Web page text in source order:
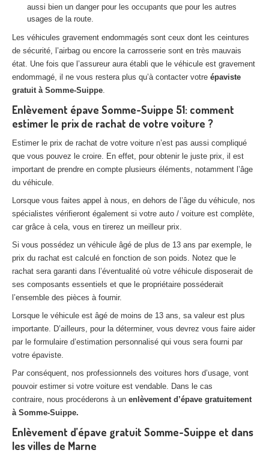
RACHATVÉHICULES
CONTACT
01 83 64 20 40
aussi bien un danger pour les occupants que pour les autres
usages de la route.
Les véhicules gravement endommagés sont ceux dont les ceintures
de sécurité, l’airbag ou encore la carrosserie sont en très mauvais
état. Une fois que l’assureur aura établi que le véhicule est gravement
endommagé, il ne vous restera plus qu’à contacter votre épaviste
gratuit à Somme-Suippe.
Enlèvement épave Somme-Suippe 51: comment
estimer le prix de rachat de votre voiture ?
Estimer le prix de rachat de votre voiture n’est pas aussi compliqué
que vous pouvez le croire. En effet, pour obtenir le juste prix, il est
important de prendre en compte plusieurs éléments, notamment l’âge
du véhicule.
Lorsque vous faites appel à nous, en dehors de l’âge du véhicule, nos
spécialistes vérifieront également si votre auto / voiture est complète,
car grâce à cela, vous en tirerez un meilleur prix.
Si vous possédez un véhicule âgé de plus de 13 ans par exemple, le
prix du rachat est calculé en fonction de son poids. Notez que le
rachat sera garanti dans l’éventualité où votre véhicule disposerait de
ses composants essentiels et que le propriétaire posséderait
l’ensemble des pièces à fournir.
Lorsque le véhicule est âgé de moins de 13 ans, sa valeur est plus
importante. D’ailleurs, pour la déterminer, vous devrez vous faire aider
par le formulaire d’estimation personnalisé qui vous sera fourni par
votre épaviste.
Par conséquent, nos professionnels des voitures hors d’usage, vont
pouvoir estimer si votre voiture est vendable. Dans le cas
contraire, nous procéderons à un enlèvement d’épave gratuitement
à Somme-Suippe.
Enlèvement d’épave gratuit Somme-Suippe et dans
les villes de Marne